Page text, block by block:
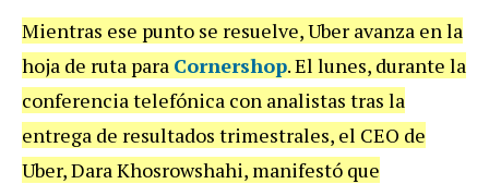
Mientras ese punto se resuelve, Uber avanza en la
hoja de ruta para Cornershop. El lunes, durante la
conferencia telefónica con analistas tras la
entrega de resultados trimestrales, el CEO de
Uber, Dara Khosrowshahi, manifestó que